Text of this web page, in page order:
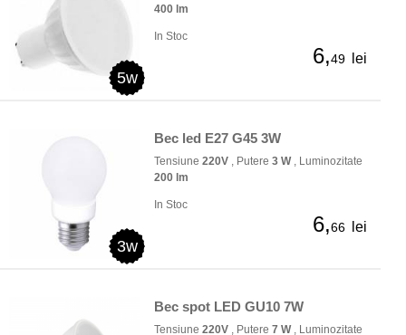
5w
400 lm
In Stoc
6,49 lei
3w
Bec led E27 G45 3W
Tensiune 220V , Putere 3 W, Luminozitate
200 lm
In Stoc
6,66 lei
Bec spot LED GU10 7W
Tensiune 220V , Putere 7 W, Luminozitate